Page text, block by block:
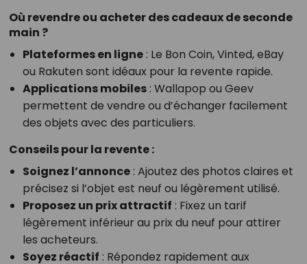
Où revendre ou acheter des cadeaux de seconde
main ?
Plateformes en ligne: Le Bon Coin, Vinted, eBay
ou Rakuten sont idéaux pour la revente rapide.
Applications mobiles: Wallapop ou Geev
permettent de vendre ou d’échanger facilement
des objets avec des particuliers.
Conseils pour la revente :
Soignez l’annonce: Ajoutez des photos claires et
précisez si l’objet est neuf ou légèrement utilisé.
Proposez un prix attractif : Fixez un tarif
légèrement inférieur au prix du neuf pour attirer
les acheteurs.
Soyez réactif : Répondez rapidement aux